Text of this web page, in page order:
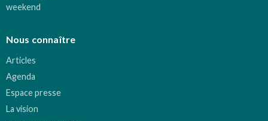
weekend
Nous connaître
Articles
Agenda
Espace presse
La vision